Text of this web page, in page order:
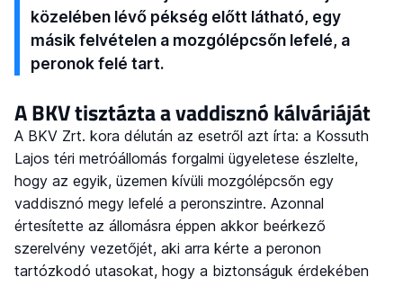
közelében lévő pékség előtt látható, egy
másik felvételen a mozgólépcsőn lefelé, a
peronok felé tart.
A BKV tisztázta a vaddisznó kálváriáját
A BKV Zrt. kora délután az esetről azt írta: a Kossuth
Lajos téri metróállomás forgalmi ügyeletese észlelte,
hogy az egyik, üzemen kívüli mozgólépcsőn egy
vaddisznó megy lefelé a peronszintre. Azonnal
értesítette az állomásra éppen akkor beérkező
szerelvény vezetőjét, aki arra kérte a peronon
tartózkodó utasokat, hogy a biztonságuk érdekében